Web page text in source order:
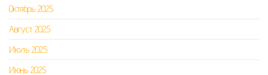
Октябрь 2025
Август 2025
Июль 2025
Июнь 2025